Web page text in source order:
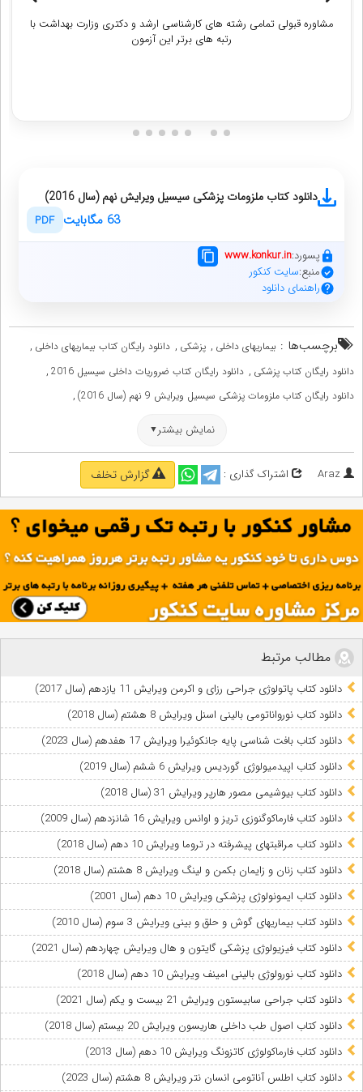
مشاوره قبولی تمامی رشته های کارشناسی ارشد و دکتری وزارت بهداشت با
رتبه های برتر این آزمون
دانلود کتاب ملزومات پزشکی سیسیل ویرایش نهم (سال 2016)
63 مگابایت PDF
منبع:سایت کنکور
پسورد:www.konkur.in
راهنمای دانلود
برچسب‌ها : بیماریهای داخلی , پزشکی , دانلود رایگان کتاب بیماریهای داخلی ,
دانلود رایگان کتاب پزشکی , دانلود رایگان کتاب ضروریات داخلی سیسیل 2016 ,
دانلود رایگان کتاب ملزومات پزشکی سیسیل ویرایش 9 نهم (سال 2016) ,
دانلود کتب آزمون دستیاری بیماریهای داخلی, دانلود کتب آزمون دستیاری پزشکی
کتاب ضروریات داخلی سیسیل 2016 , کتاب مبانی طب داخلی سیسیل ویرایش 9 ,
کتابهای بیماریهای داخلی, کتابهای پزشکی , کتب بیماریهای داخلی کتب پزشکی ,
,
منابع آزمون دستیاری پزشکی
نمایش بیشتر
Araz اشتراک گذاری : گزارش تخلف
مطالب مرتبط
دانلود کتاب پاتولوژی جراحی رزای و اکرمن ویرایش 11 یازدهم (سال 2017)
دانلود کتاب نورواناتومی بالینی اسنل ویرایش 8 هشتم (سال 2018)
دانلود کتاب بافت شناسی پایه جانکوئیرا ویرایش 17 هفدهم (سال 2023)
دانلود کتاب اپیدمیولوژی گوردیس ویرایش 6 ششم (سال 2019)
دانلود کتاب بیوشیمی مصور هارپر ویرایش 31 (سال 2018)
دانلود کتاب فارماکوگنوزی تریز و اوانس ویرایش 16 شانزدهم (سال 2009)
دانلود کتاب مراقبتهای پیشرفته در تروما ویرایش 10 دهم (سال 2018)
دانلود کتاب زنان و زایمان بکمن و لینگ ویرایش 8 هشتم (سال 2018)
دانلود کتاب ایمونولوژی پزشکی ویرایش 10 دهم (سال 2001)
دانلود کتاب بیماریهای گوش و حلق و بینی ویرایش 3 سوم (سال 2010)
دانلود کتاب فیزیولوژی پزشکی گایتون و هال ویرایش چهاردهم (سال 2021)
دانلود کتاب نورولوژی بالینی امینف ویرایش 10 دهم (سال 2018)
دانلود کتاب جراحی سابیستون ویرایش 21 بیست و یکم (سال 2021)
دانلود کتاب اصول طب داخلی هاریسون ویرایش 20 بیستم (سال 2018)
دانلود کتاب فارماکولوژی کاتزونگ ویرایش 10 دهم (سال 2013)
دانلود کتاب اطلس آناتومی انسان نتر ویرایش 8 هشتم (سال 2023)